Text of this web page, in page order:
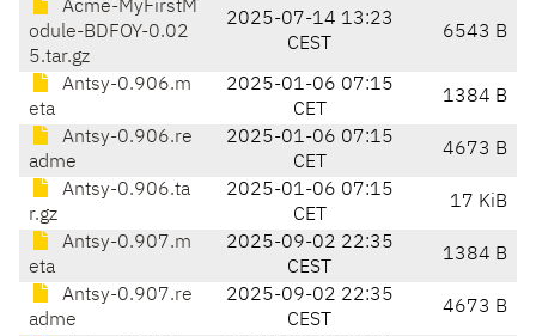
Acme-MyFirstM
odule-BDFOY-0.02
5.tar.gz
2025-07-14 13:23
CEST
6543 B
Antsy-0.906.m
eta
2025-01-06 07:15
CET
1384 B
Antsy-0.906.re
adme
2025-01-06 07:15
CET
4673 B
Antsy-0.906.ta
r.gz
2025-01-06 07:15
CET
17 KiB
Antsy-0.907.m
eta
2025-09-02 22:35
CEST
1384 B
Antsy-0.907.re
adme
2025-09-02 22:35
CEST
4673 B